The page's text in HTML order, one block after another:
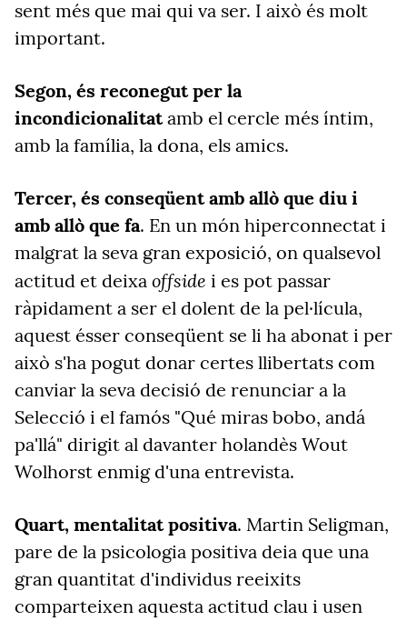
sent més que mai qui va ser. I això és molt
important.
Segon, és reconegut per la
incondicionalitatamb el cercle més íntim,
amb la família, la dona, els amics.
Tercer, és conseqüent amb allò que diu i
amb allò que fa. En un món hiperconnectat i
malgrat la seva gran exposició, on qualsevol
actitud et deixa offside i es pot passar
ràpidament a ser el dolent de la pel·lícula,
aquest ésser conseqüent se li ha abonat i per
això s'ha pogut donar certes llibertats com
canviar la seva decisió de renunciar a la
Selecció i el famós "Qué miras bobo, andá
pa'llá" dirigit al davanter holandès Wout
Wolhorst enmig d'una entrevista.
Quart, mentalitat positiva. Martin Seligman,
pare de la psicologia positiva deia que una
gran quantitat d'individus reeixits
comparteixen aquesta actitud clau i usen